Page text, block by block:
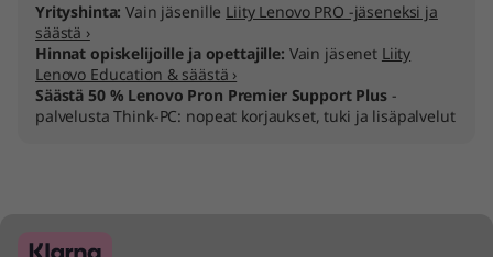
Yrityshinta:Vain jäsenille Liity Lenovo PRO -jäseneksi ja
säästä ›
Hinnat opiskelijoille ja opettajille: Vain jäsenet Liity
Lenovo Education & säästä ›
Säästä 50 % Lenovo Pron Premier Support Plus-
palvelusta Think-PC: nopeat korjaukset, tuki ja lisäpalvelut